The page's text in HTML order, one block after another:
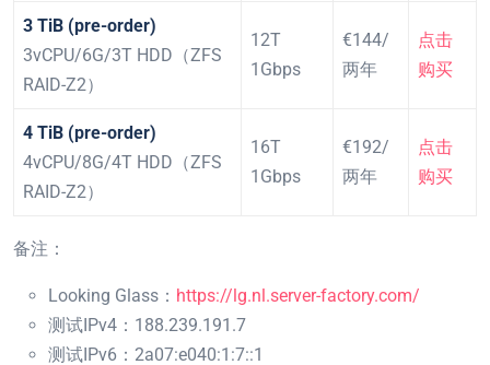
3 TiB (pre-order)
3vCPU/6G/3T HDD（ZFS
RAID-Z2）
12T
1Gbps
€144/
两年
点击
购买
4 TiB (pre-order)
4vCPU/8G/4T HDD（ZFS
RAID-Z2）
16T
1Gbps
€192/
两年
点击
购买
备注：
Looking Glass： https://lg.nl.server-factory.com/
测试IPv4：188.239.191.7
测试IPv6：2a07:e040:1:7::1